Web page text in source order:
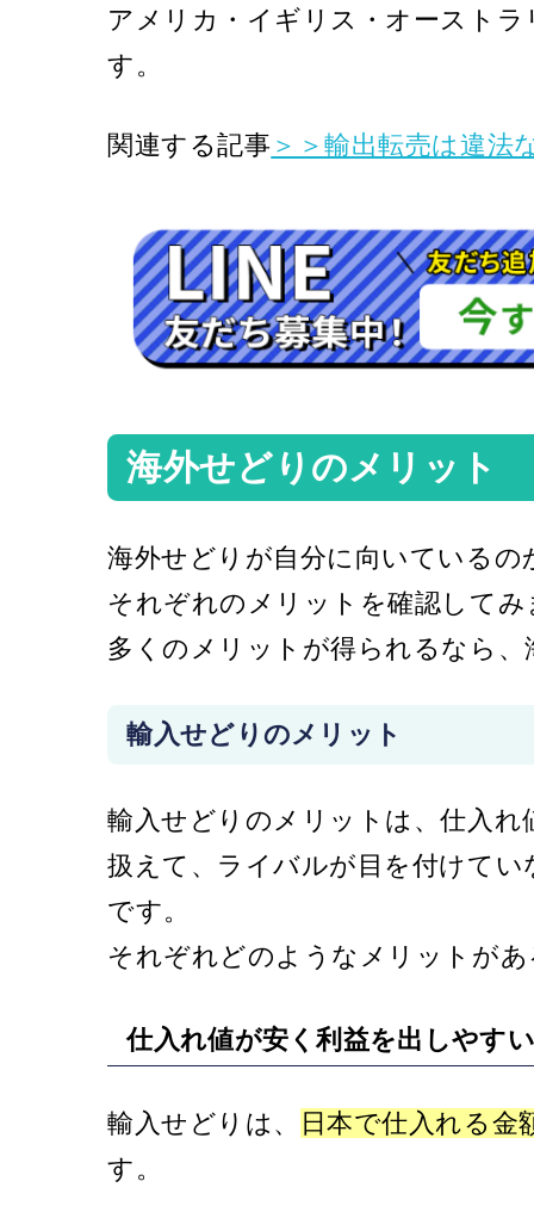
アメリカ・イギリス・オースト
す。
関連する記事 ＞＞輸出転売は違法
海外せどりのメリット
海外せどりが自分に向いている
それぞれのメリットを確認して
多くのメリットが得られるなら
輸入せどりのメリット
輸入せどりのメリットは、仕入
扱えて、ライバルが目を付けて
です。
それぞれどのようなメリットが
仕入れ値が安く利益を出しやすい
輸入せどりは、
日本で仕入れる金
す。